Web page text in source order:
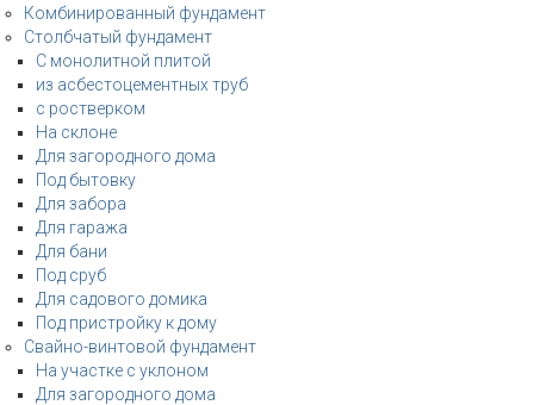
Комбинированный фундамент
Столбчатый фундамент
С монолитной плитой
из асбестоцементных труб
с ростверком
На склоне
Для загородного дома
Под бытовку
Для забора
Для гаража
Для бани
Под сруб
Для садового домика
Под пристройку к дому
Свайно-винтовой фундамент
На участке с уклоном
Для загородного дома